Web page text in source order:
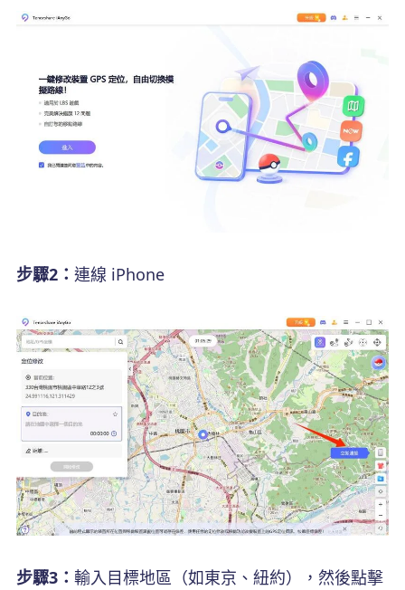
步驟2： 連線 iPhone
步驟3： 輸入目標地區（如東京、紐約），然後點擊